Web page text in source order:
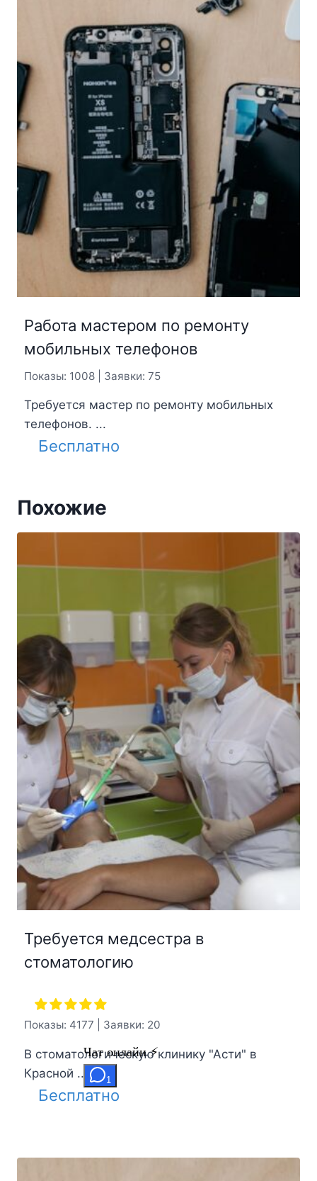
Работа мастером по ремонту
мобильных телефонов
Показы: 1008 | Заявки: 75
Требуется мастер по ремонту мобильных
телефонов. ...
Бесплатно
Похожие
Требуется медсестра в
стоматологию
Показы: 4177 | Заявки: 20
В стоматологическую клинику "Асти" в
Красной ...
Бесплатно